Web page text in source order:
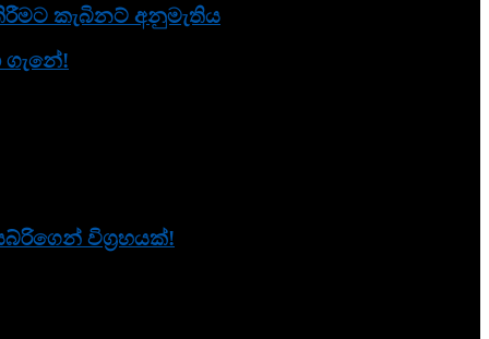
කැබිනට් අනුමැතිය
ගැනේ!
විග්‍රහයක්!